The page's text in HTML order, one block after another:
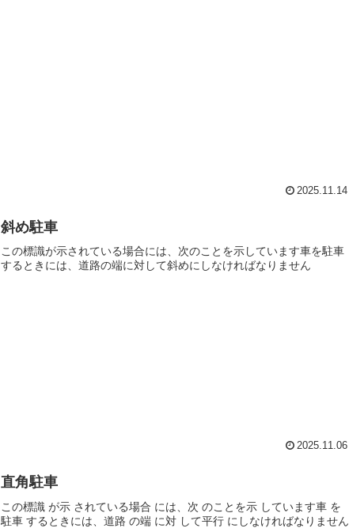
2025.11.14
斜め駐車
この標識が示されている場合には、次のことを示しています車を駐車
するときには、道路の端に対して斜めにしなければなりません
2025.11.06
直角駐車
この標識 が示 されている場合 には、次 のことを示 しています車 を
駐車 するときには、道路 の端 に対 して平行 にしなければなりません